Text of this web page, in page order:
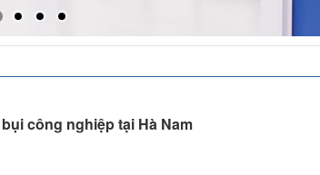
công nghiệp tại Hà Nam